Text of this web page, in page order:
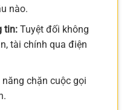
nào.
tin:Tuyệt đối không
tài chính qua điện
chặn cuộc gọi